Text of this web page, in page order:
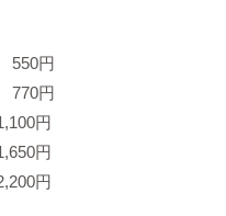
550円
770円
円
円
円